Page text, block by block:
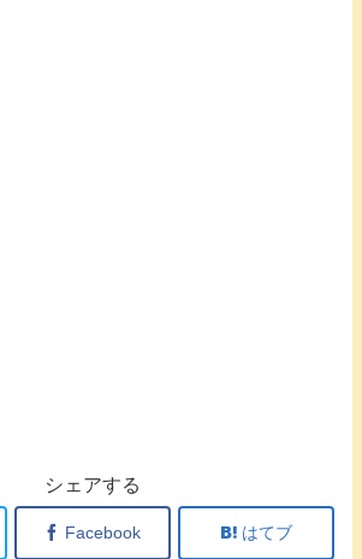
シェアする
Facebook はてブ